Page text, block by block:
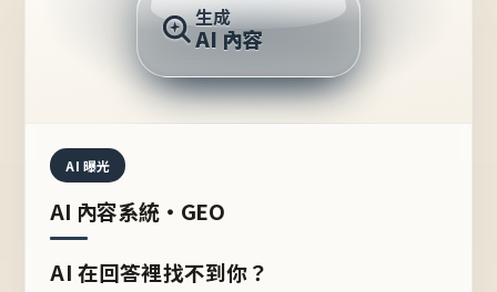
推薦的台灣品牌？
生成
AI 內容
AI 曝光
AI 內容系統・GEO
AI 在回答裡找不到你？